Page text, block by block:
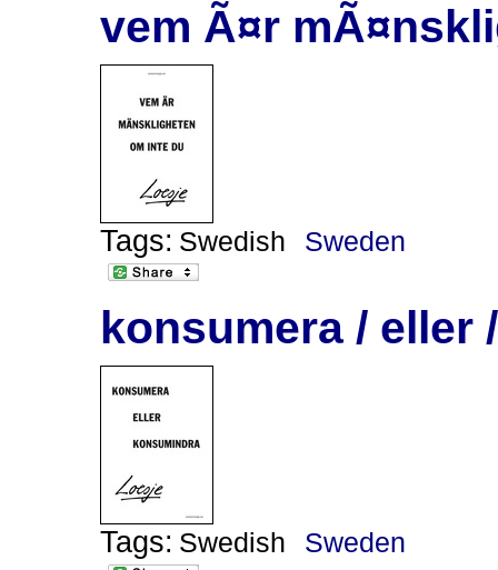
vem Ã¤r
Tags: Swedish Sweden
konsumera / eller
Tags: Swedish Sweden